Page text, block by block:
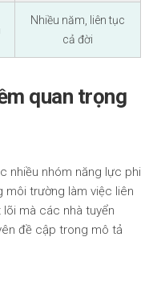
Nhiều năm, liên tục
cả đời
quan trọng
nhiều nhóm năng lực phi
môi trường làm việc liên
mà các nhà tuyển
đề cập trong mô tả